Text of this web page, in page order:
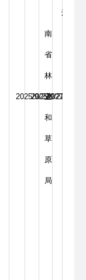
2025/9/22
2025/9/22
2027/9/22
云
南
省
林
业
和
草
原
局